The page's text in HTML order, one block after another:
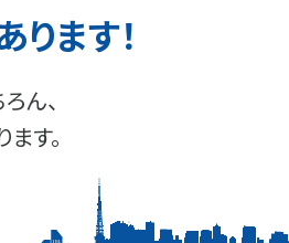
ります！
ん、
す。